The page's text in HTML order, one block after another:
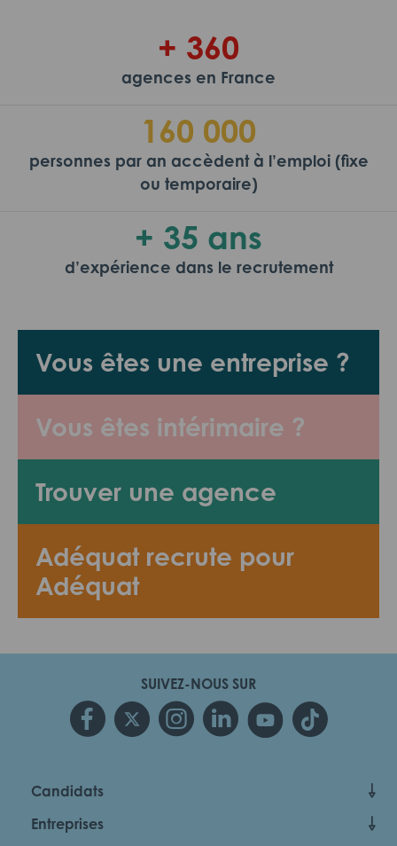
Vous êtes une entreprise ?
Vous êtes intérimaire ?
Trouver une agence
Adéquat recrute pour
Adéquat
+ 360
agences en France
160 000
personnes par an accèdent à l’emploi (fixe
ou temporaire)
+ 35 ans
d’expérience dans le recrutement
SUIVEZ-NOUS SUR
Candidats
Entreprises